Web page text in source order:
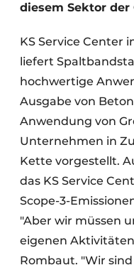
diesem Sektor der
KS Service Center
liefert
hochwertige
Ausgabe von
Anwendung von
Unternehmen in
Kette vorgestellt.
das KS Service
Scope-3-
"Aber wir müssen
eigenen
Rombaut. "Wir